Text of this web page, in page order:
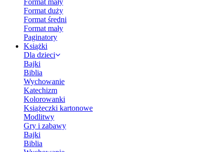
Format mały
Format duży
Format średni
Format mały
Paginatory
Książki
Dla dzieci
Bajki
Biblia
Wychowanie
Katechizm
Kolorowanki
Książeczki kartonowe
Modlitwy
Gry i zabawy
Bajki
Biblia